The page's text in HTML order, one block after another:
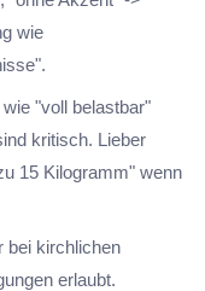
wie
"voll belastbar"
kritisch. Lieber
15 Kilogramm" wenn
bei kirchlichen
erlaubt.